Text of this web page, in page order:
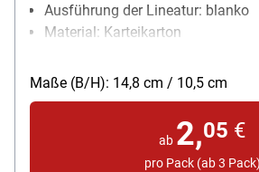
Ausführung der Lineatur: blanko
Material: Karteikarton
Packungsmenge: 100 Stück
Maße (B/H): 14,8 cm / 10,5 cm
ab 2,05 €
pro Pack (ab 3 Pack)